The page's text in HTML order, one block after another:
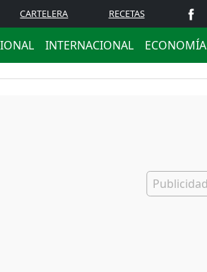
CARTELERA RECETAS
INTERNACIONAL ECONOMÍA